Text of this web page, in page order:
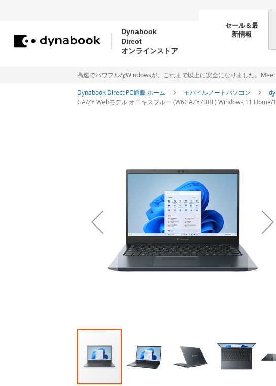
Dynabook
Direct
オンラインストア
コ
セール＆最
新情報
高速でパワフルなWindowsが、これまで以上に安全になりました。
Dynabook Direct PC通販 ホーム モバイルノートパソコン
GA/ZY Webモデル オニキスブルー (W6GAZY7BBL) Windows 11